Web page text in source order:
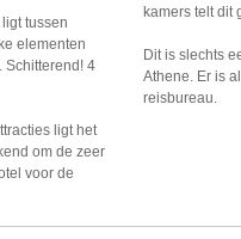
tussen
elementen
Schitterend! 4
ligt het
om de zeer
voor de
kamers telt dit
Dit is slechts
Athene. Er is
reisbureau.